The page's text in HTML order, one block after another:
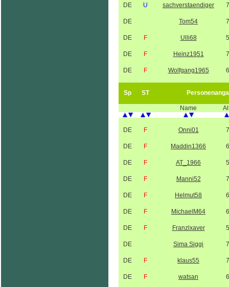
DE U sachverstaendiger
DE Tom54
DE F Ulli68
DE F Heinz1951
DE F Wolfgang1965
Sp ST
Name
DE F Onni01
DE F Maddin1366
DE F AT_1966
DE F Manni52
DE F Helmut58
DE F MichaelM64
DE F Franzlxaver
DE Sima Siggi
DE F klaus55
DE F watsan